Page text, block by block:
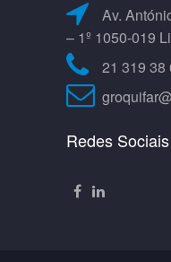
Av.
– 1º 1050-019
21 319 38
Redes Sociais